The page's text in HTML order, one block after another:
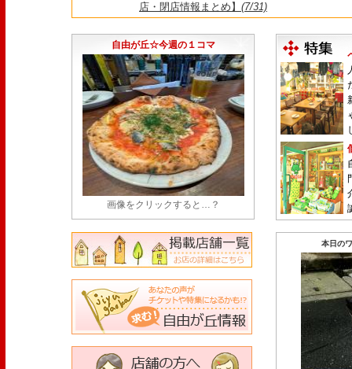
店・閉店情報まとめ】 (7/31)
永久パス配布も！
自由が丘☆今週の１コマ
画像をクリックすると…？
本日の